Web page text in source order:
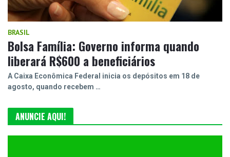
BRASIL
Bolsa Família: Governo informa quando
liberará R$600 a beneficiários
A Caixa Econômica Federal inicia os depósitos em 18 de
agosto, quando recebem …
ANUNCIE AQUI!